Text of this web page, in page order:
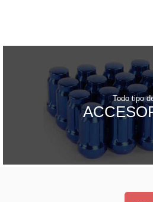
Todo tipo